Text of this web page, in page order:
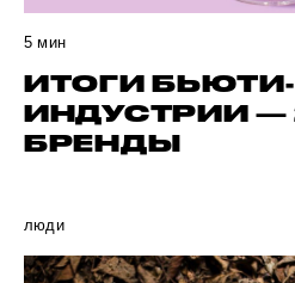
5 мин
ИТОГИ БЬЮТИ-
ИНДУСТРИИ —
БРЕНДЫ
люди